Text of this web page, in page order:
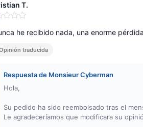
T.
1 de 5
he recibido nada, una enorme
traducida
Respuesta de Monsieur Cyberman
Hola,
Su pedido ha sido reembolsado tras el
Le agradeceríamos que modificara su